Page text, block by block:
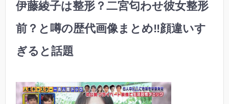
伊藤綾子は整形？二宮匂わせ彼女整形
前？と噂の歴代画像まとめ‼︎顔違いす
ぎると話題